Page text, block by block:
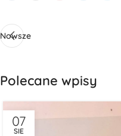
Nowsze
Polecane wpisy
07
SIE